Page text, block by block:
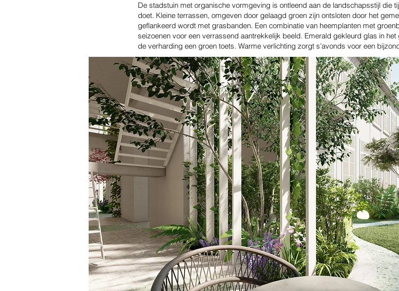
De stadstuin met organische vormgeving is ontleend aan de landschapsstijl die
doet. Kleine terrassen, omgeven door gelaagd groen zijn ontsloten door het
geflankeerd wordt met grasbanden. Een combinatie van heemplanten met
seizoenen voor een verrassend aantrekkelijk beeld. Emerald gekleurd glas in
de verharding een groen toets. Warme verlichting zorgt s’avonds voor een